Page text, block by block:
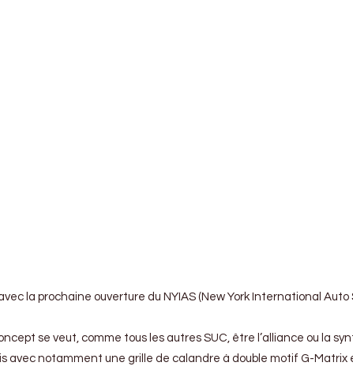
la prochaine ouverture du NYIAS (New York International
se veut, comme tous les autres SUC, être l’alliance
notamment une grille de calandre à double motif G-